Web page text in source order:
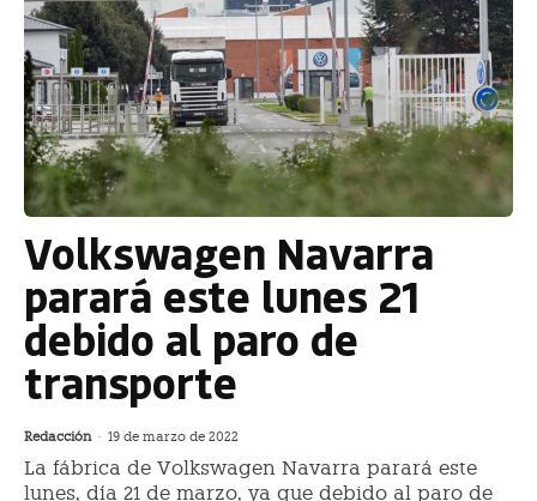
Volkswagen Navarra
parará este lunes 21
debido al paro de
transporte
Redacción - 19 de marzo de 2022
La fábrica de Volkswagen Navarra parará este
lunes, día 21 de marzo, ya que debido al paro de